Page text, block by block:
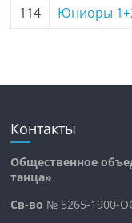
114
Юниоры
Контакты
Общественное
танца»
Св-во № 5265-1900-